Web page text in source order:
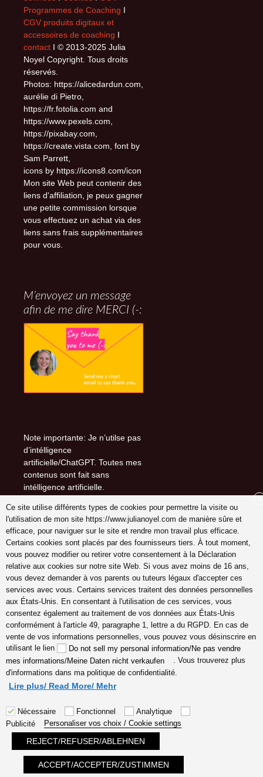
Programmes de Coaching I
CGV produits digitaux et
accessoires de coaching I
contact I © 2013-2025 Julia
Noyel Copyright. Tous droits
réservés.
Photos: https://alicedardun.com,
aurélie di Pietro,
https://fr.fotolia.com and
https://www.pexels.com,
https://pixabay.com,
https://create.vista.com, font by
Sam Parrett,
icons by https://icons8.com/icon
Mon site Web peut contenir des
liens d'affiliation, je peux gagner
une petite commission lorsque
vous effectuez un achat via des
liens sans frais supplémentaires
pour vous.
M’envoyez un message
afin de me dire MERCI (-:
Note importante: Je n’utilse pas
d’intélligence
artificielle/ChatGPT. Toutes mes
contenus sont fait sans
intélligence artificielle.
Suivez-moi sur (-:
youtube
INSTAGRAM
Pinterest
coach en gestion émotions,
communication, relation, amour
véritable Lyon, Cannes, France
en ligne, hypersensible
empathes créatifs, coaching
Fièrement propulsé par WordPress
Ce site utilise différents types de cookies pour permettre la visite ou
l'utilisation de mon site https://www.julianoyel.com de manière sûre et
efficace, pour naviguer sur le site et rendre mon travail plus efficace.
Certains cookies sont placés par des fournisseurs tiers. À tout moment,
vous pouvez modifier ou retirer votre consentement à la Déclaration
relative aux cookies sur notre site Web. Si vous avez moins de 16 ans,
vous devez demander à vos parents ou tuteurs légaux d'accepter ces
services avec vous. Certains services traitent des données personnelles
aux États-Unis. En consentant à l'utilisation de ces services, vous
consentez également au traitement de vos données aux États-Unis
conformément à l'article 49, paragraphe 1, lettre a du RGPD. En cas de
vente de vos informations personnelles, vous pouvez vous désinscrire en
utilisant le lien
Do not sell my personal information/Ne pas vendre
mes informations/Meine Daten nicht verkaufen
. Vous trouverez plus
d'informations dans ma politique de confidentialité.
Lire plus/ Read More/ Mehr
Nécessaire Fonctionnel
Analytique
Publicité
Personaliser vos choix / Cookie settings
REJECT/REFUSER/ABLEHNEN
ACCEPT/ACCEPTER/ZUSTIMMEN